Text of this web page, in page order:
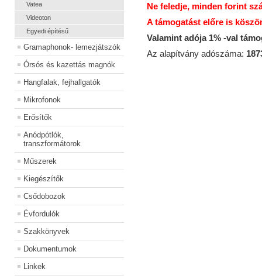
Vatea
Videoton
Egyedi építésű
Gramaphonok- lemezjátszók
Órsós és kazettás magnók
Hangfalak, fejhallgatók
Mikrofonok
Erősítők
Anódpótlók,
transzformátorok
Műszerek
Kiegészítők
Csődobozok
Évfordulók
Szakkönyvek
Dokumentumok
Linkek
Ne feledje, minden forint
A támogatást előre is
Valamint adója 1% -val
Az alapítvány adószáma: